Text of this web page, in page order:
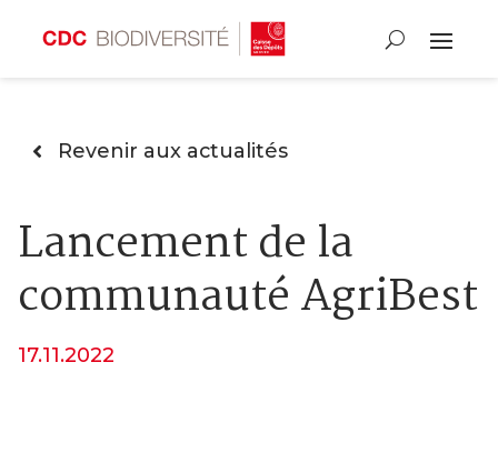
Revenir aux actualités
Lancement de la
communauté AgriBest
17.11.2022